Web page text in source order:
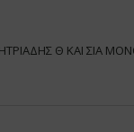
Θ ΚΑΙ ΣΙΑ